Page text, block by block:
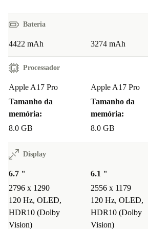
Câmara principal de 48 MP, zoom de 5x
A17 Pro
USB-C
smartphone refurbed
com um sistema de câmara de qualidade
Com a sua câmara principal
qualidade ótica e
zoom 5x, este
Max totalmente renovado tem algo
Bateria
4422 mAh 3274 mAh
Processador
Apple A17 Pro
Tamanho da
memória:
8.0 GB
Apple A17 Pro
Tamanho da
memória:
8.0 GB
Display
6.7 "
2796 x 1290
120 Hz, OLED,
HDR10 (Dolby
Vision)
6.1 "
2556 x 1179
120 Hz, OLED,
HDR10 (Dolby
Vision)